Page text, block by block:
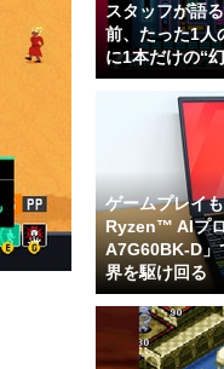
スタッフが語
前、たった1人
に1本だけの“
ゲームプレイ
Ryzen™ AIプ
A7G60BK-D
界を駆け回る